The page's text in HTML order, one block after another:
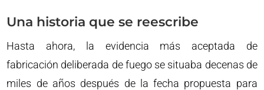
Una historia que se reescribe
Hasta ahora, la evidencia más aceptada de
fabricación deliberada de fuego se situaba decenas de
miles de años después de la fecha propuesta para